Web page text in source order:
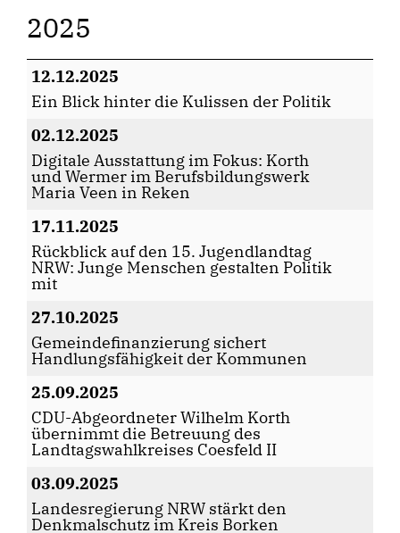
2025
12.12.2025
Ein Blick hinter die Kulissen der Politik
02.12.2025
Digitale Ausstattung im Fokus: Korth
und Wermer im Berufsbildungswerk
Maria Veen in Reken
17.11.2025
Rückblick auf den 15. Jugendlandtag
NRW: Junge Menschen gestalten Politik
mit
27.10.2025
Gemeindefinanzierung sichert
Handlungsfähigkeit der Kommunen
25.09.2025
CDU-Abgeordneter Wilhelm Korth
übernimmt die Betreuung des
Landtagswahlkreises Coesfeld II
03.09.2025
Landesregierung NRW stärkt den
Denkmalschutz im Kreis Borken